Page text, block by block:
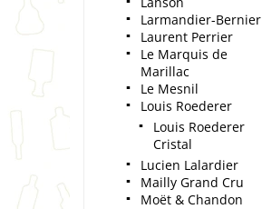
Larmandier-Bernier
Laurent Perrier
Le Marquis de
Marillac
Le Mesnil
Louis Roederer
Louis Roederer
Cristal
Lucien Lalardier
Mailly Grand Cru
Moët & Chandon